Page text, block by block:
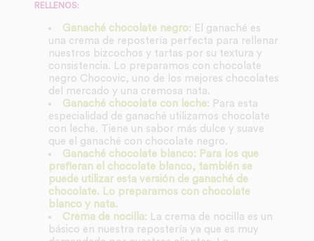
RELLENOS:
Ganaché chocolate negro: El ganaché es
una crema de repostería perfecta para rellenar
nuestros bizcochos y tartas por su textura y
consistencia. Lo preparamos con chocolate
negro Chocovic, uno de los mejores chocolates
del mercado y una cremosa nata.
Ganaché chocolate con leche: Para esta
especialidad de ganaché utilizamos chocolate
con leche. Tiene un sabor más dulce y suave
que el ganaché con chocolate negro.
Ganaché chocolate blanco: Para los que
prefieran el chocolate blanco, también se
puede utilizar esta versión de ganaché de
chocolate. Lo preparamos con chocolate
blanco y nata.
Crema de nocilla: La crema de nocilla es un
básico en nuestra repostería ya que es muy